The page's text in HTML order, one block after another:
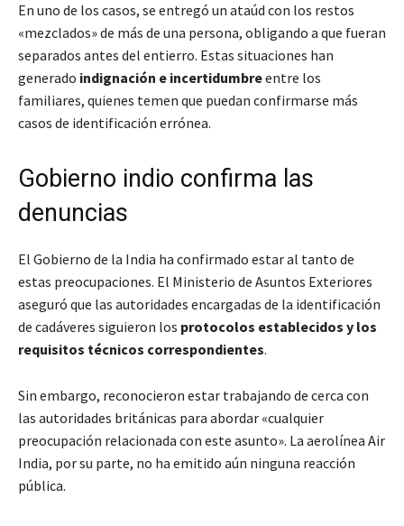
En uno de los casos, se entregó un ataúd con los restos
«mezclados» de más de una persona, obligando a que fueran
separados antes del entierro. Estas situaciones han
generado indignación e incertidumbreentre los
familiares, quienes temen que puedan confirmarse más
casos de identificación errónea.
Gobierno indio confirma las
denuncias
El Gobierno de la India ha confirmado estar al tanto de
estas preocupaciones. El Ministerio de Asuntos Exteriores
aseguró que las autoridades encargadas de la identificación
de cadáveres siguieron los protocolos establecidos y los
requisitos técnicos correspondientes.
Sin embargo, reconocieron estar trabajando de cerca con
las autoridades británicas para abordar «cualquier
preocupación relacionada con este asunto». La aerolínea Air
India, por su parte, no ha emitido aún ninguna reacción
pública.